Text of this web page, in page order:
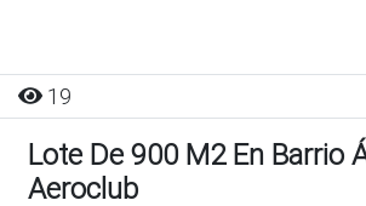
19
Lote De 900 M2 En Barrio
Aeroclub